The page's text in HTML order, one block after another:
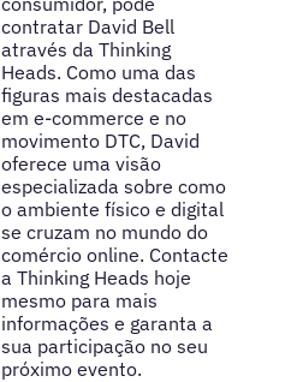
contratar David Bell
através da Thinking
Heads. Como uma das
figuras mais destacadas
em e-commerce e no
movimento DTC, David
oferece uma visão
especializada sobre como
o ambiente físico e digital
se cruzam no mundo do
comércio online. Contacte
a Thinking Heads hoje
mesmo para mais
informações e garanta a
sua participação no seu
próximo evento.